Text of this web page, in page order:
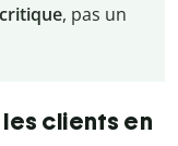
, pas un
clients en